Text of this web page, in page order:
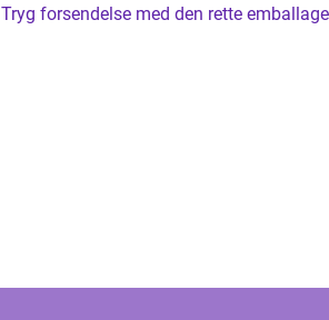
Tryg forsendelse med den rette emballage